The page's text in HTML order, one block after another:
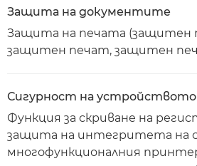
Защита на документите
Защита на печата (защитен
защитен печат, защитен
Сигурност на устройството
Функция за скриване на
защита на интегритета на
многофункционалния